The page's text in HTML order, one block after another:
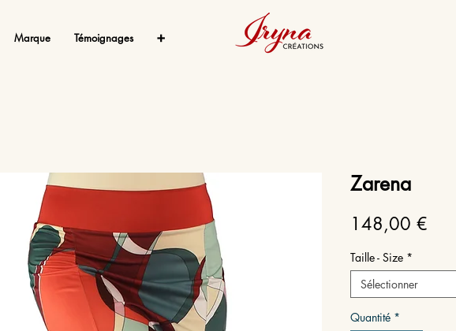
Marque Témoignages ➕
Zarena
148,00 €
Taille - Size *
Sélectionner
Quantité *